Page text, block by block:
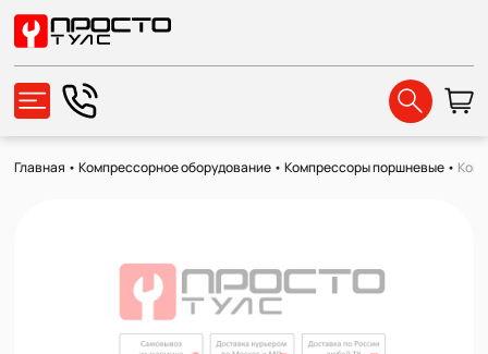
Главная •Компрессорное оборудование •Компрессоры поршневые •